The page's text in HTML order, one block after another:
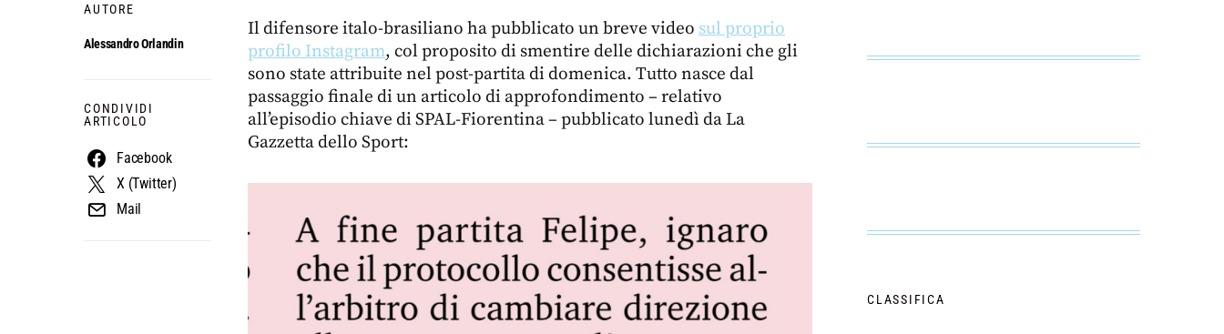
AUTORE
Alessandro Orlandin
CONDIVIDI
ARTICOLO
Facebook
X (Twitter)
Mail
Il difensore italo-brasiliano ha pubblicato un breve video sul proprio
profilo Instagram, col proposito di smentire delle dichiarazioni che gli
sono state attribuite nel post-partita di domenica. Tutto nasce dal
passaggio finale di un articolo di approfondimento – relativo
all’episodio chiave di SPAL-Fiorentina – pubblicato lunedì da La
Gazzetta dello Sport:
CLASSIFICA